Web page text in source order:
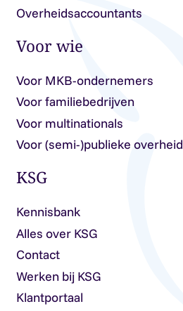
Overheidsaccountants
Voor wie
Voor MKB-ondernemers
Voor familiebedrijven
Voor multinationals
Voor (semi-)publieke overheid
KSG
Kennisbank
Alles over KSG
Contact
Werken bij KSG
Klantportaal